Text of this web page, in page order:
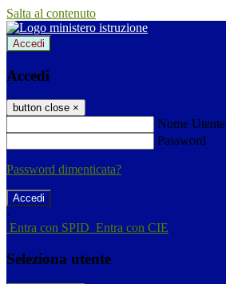
Salta al contenuto
Accedi
Accedi
button close ×
Nome Utente
Password
Password dimenticata?
-
Entra con SPID Entra con CIE
Seleziona utente